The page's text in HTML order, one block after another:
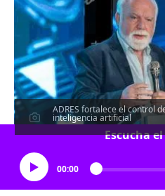
ADRES fortalece el control
inteligencia artificial
Escucha
00:00